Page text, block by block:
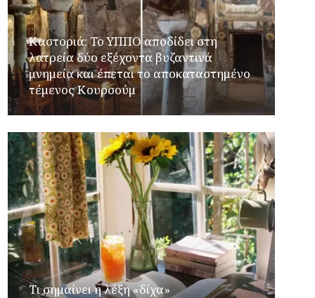
Καστοριά: Το ΥΠΠΟ αποδίδει στη
λατρεία δύο εξέχοντα βυζαντινά
μνημεία και έπεται το αποκαταστημένο
τέμενος Κουρσούμ
Τι σημαίνει η λέξη «δίχα»